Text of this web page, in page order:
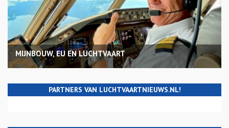
MIJNBOUW, EU EN LUCHTVAART
PARTNERS VAN LUCHTVAARTNIEUWS.NL!